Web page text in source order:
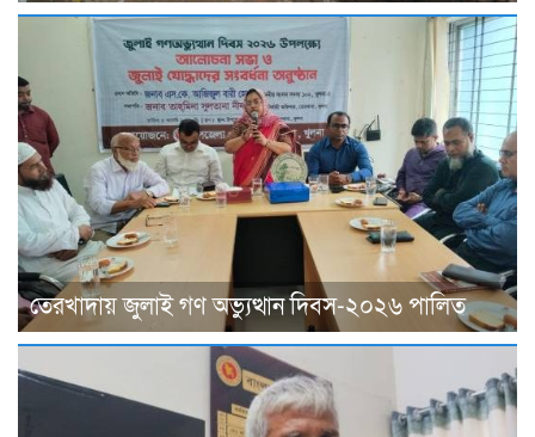
তেরখাদায় জুলাই গণ অভ্যুত্থান দিবস-২০২৬ পালিত